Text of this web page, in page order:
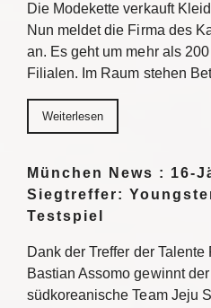
Die Modekette verkauft
Nun meldet die Firma des
an. Es geht um mehr als
Filialen. Im Raum stehen
Weiterlesen
München News : 16-
Siegtreffer:
Testspiel
Dank der Treffer der
Bastian Assomo gewinnt
südkoreanische Team Jeju